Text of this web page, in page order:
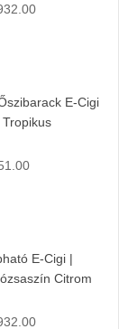
E-Cigi
E-Cigi |
Citrom